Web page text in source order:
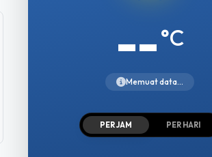
--°C
Memuat data...
PER JAM PER HARI